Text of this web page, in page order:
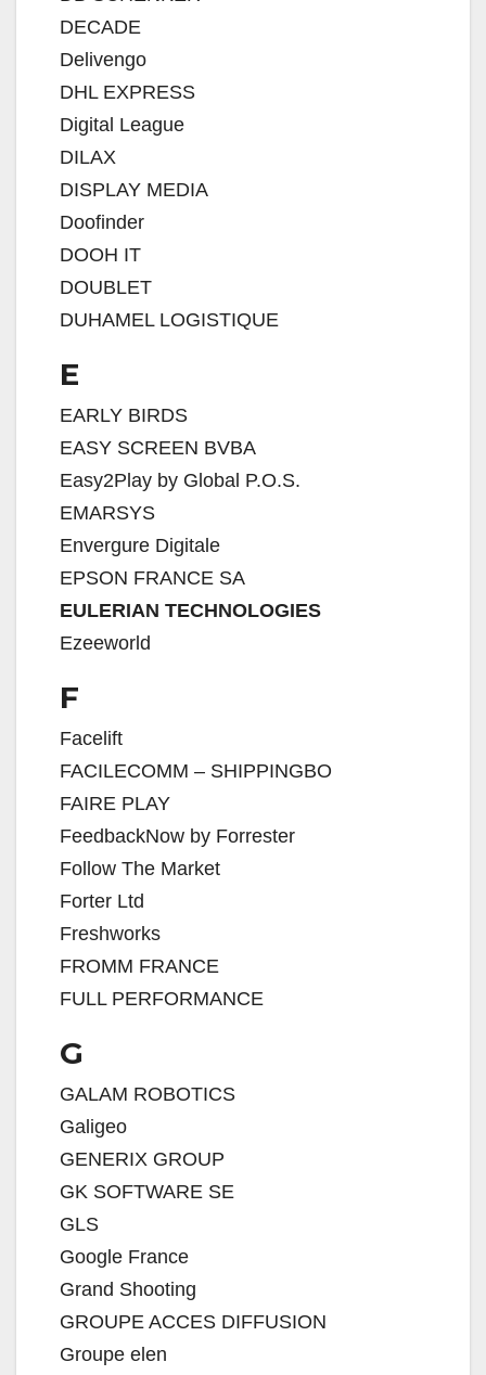
DECADE
Delivengo
DHL EXPRESS
Digital League
DILAX
DISPLAY MEDIA
Doofinder
DOOH IT
DOUBLET
DUHAMEL LOGISTIQUE
E
EARLY BIRDS
EASY SCREEN BVBA
Easy2Play by Global P.O.S.
EMARSYS
Envergure Digitale
EPSON FRANCE SA
EULERIAN TECHNOLOGIES
Ezeeworld
F
Facelift
FACILECOMM – SHIPPINGBO
FAIRE PLAY
FeedbackNow by Forrester
Follow The Market
Forter Ltd
Freshworks
FROMM FRANCE
FULL PERFORMANCE
G
GALAM ROBOTICS
Galigeo
GENERIX GROUP
GK SOFTWARE SE
GLS
Google France
Grand Shooting
GROUPE ACCES DIFFUSION
Groupe elen